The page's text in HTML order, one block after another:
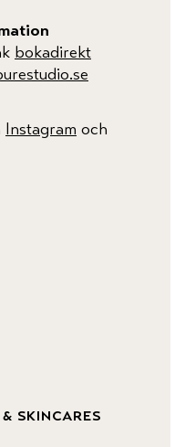
bokadirekt
Instagram och
skincares